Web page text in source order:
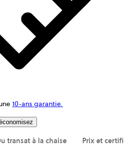
10-ans garantie.
Du transat à la chaise Prix et